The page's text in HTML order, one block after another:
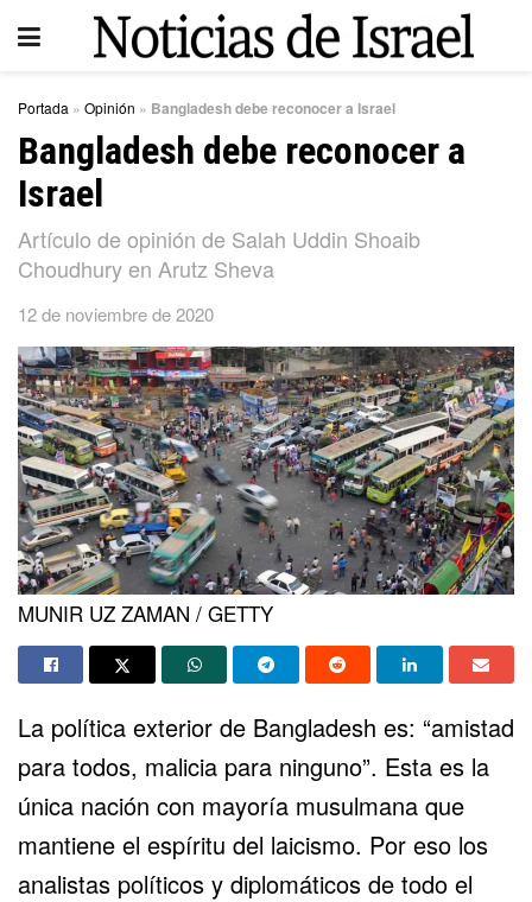
Portada » Opinión » Bangladesh debe reconocer a Israel
Bangladesh debe reconocer a
Israel
Artículo de opinión de Salah Uddin Shoaib
Choudhury en Arutz Sheva
12 de noviembre de 2020
MUNIR UZ ZAMAN / GETTY
La política exterior de Bangladesh es: “amistad
para todos, malicia para ninguno”. Esta es la
única nación con mayoría musulmana que
mantiene el espíritu del laicismo. Por eso los
analistas políticos y diplomáticos de todo el